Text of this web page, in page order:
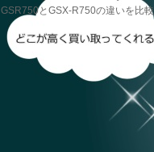
GSR750とGSX-R750の違いを比較